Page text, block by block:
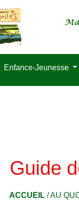
Enfance-Jeunesse
Guide
ACCUEIL /AU